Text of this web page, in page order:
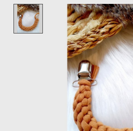
Product image